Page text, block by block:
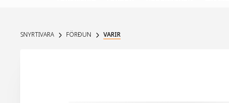
SNYRTIVARA FÖRÐUN VARIR